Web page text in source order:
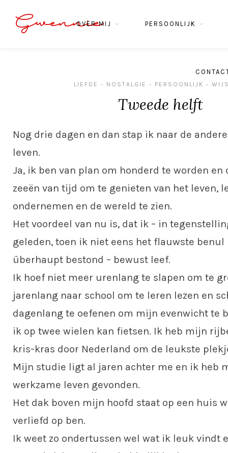
Gwennie
OVER MIJ PERSOONLIJK
LIEFDE • NOSTALGIE • PERSOONLIJK •
Tweede helft
Nog drie dagen en dan stap ik naar de
leven.
Ja, ik ben van plan om honderd te worden en
zeeën van tijd om te genieten van het leven,
ondernemen en de wereld te zien.
Het voordeel van nu is, dat ik – in
geleden, toen ik niet eens het flauwste benul
überhaupt bestond – bewust leef.
Ik hoef niet meer urenlang te slapen om te
jarenlang naar school om te leren lezen en
dagenlang te oefenen om mijn evenwicht te
ik op twee wielen kan fietsen. Ik heb mijn
kris-kras door Nederland om de leukste
Mijn studie ligt al jaren achter me en ik heb
werkzame leven gevonden.
Het dak boven mijn hoofd staat op een huis
verliefd op ben.
Ik weet zo ondertussen wel wat ik leuk vindt